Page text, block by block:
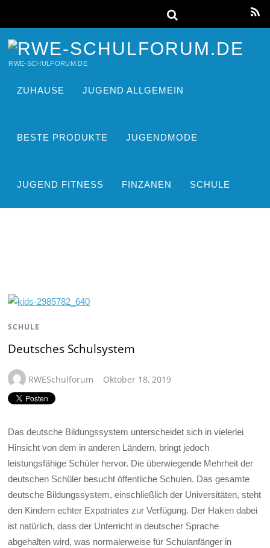
RWE-SCHULFORUM.DE
ZUHAUSE JUGEND ALLGEMEIN
BESTE PRODUKTE JUGENDMODE
JUGEND FITNESS FINZANEN SCHULE
SCHULE
Deutsches Schulsystem
RWESchulforum Oktober 18, 2019
Das deutsche Bildungssystem unterscheidet sich in vielerlei
Hinsicht von dem in anderen Ländern, bringt jedoch
leistungsfähige Schüler hervor. Die überwiegende Mehrheit der
deutschen Schüler besucht öffentliche Schulen. Das gesamte
deutsche Bildungssystem, einschließlich der Universitäten, steht
den Kindern echter Expatriates zur Verfügung. Der Haken dabei
ist natürlich, dass der Unterricht in deutscher Sprache
abgehalten wird, was normalerweise für Schulanfänger in